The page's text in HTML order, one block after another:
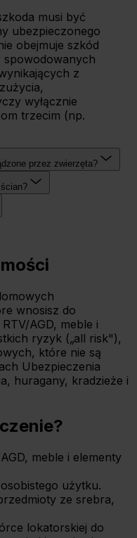
musi być
ubezpieczonego
obejmuje szkód
spowodowanych
z
wyłącznie
trzecim (np.
przez zwierzęta?
wnosisz do
AGD, meble i
ryzyk („all risk"),
które nie są
Ubezpieczenia
huragany, kradzieże i
meble i elementy
użytku.
ze srebra,
lokatorskiej do